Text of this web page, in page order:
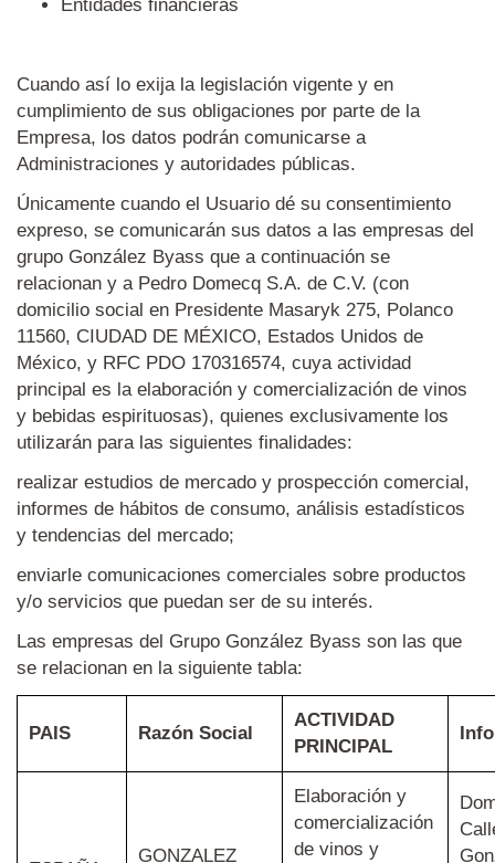
Entidades financieras
Cuando así lo exija la legislación vigente y en
cumplimiento de sus obligaciones por parte de la
Empresa, los datos podrán comunicarse a
Administraciones y autoridades públicas.
Únicamente cuando el Usuario dé su consentimiento
expreso, se comunicarán sus datos a las empresas del
grupo González Byass que a continuación se
relacionan y a Pedro Domecq S.A. de C.V. (con
domicilio social en Presidente Masaryk 275, Polanco
11560, CIUDAD DE MÉXICO, Estados Unidos de
México, y RFC PDO 170316574, cuya actividad
principal es la elaboración y comercialización de vinos
y bebidas espirituosas), quienes exclusivamente los
utilizarán para las siguientes finalidades:
realizar estudios de mercado y prospección comercial,
informes de hábitos de consumo, análisis estadísticos
y tendencias del mercado;
enviarle comunicaciones comerciales sobre productos
y/o servicios que puedan ser de su interés.
Las empresas del Grupo González Byass son las que
se relacionan en la siguiente tabla:
PAIS Razón Social
ACTIVIDAD
PRINCIPAL
GONZALEZ
Elaboración y
comercialización
de vinos y